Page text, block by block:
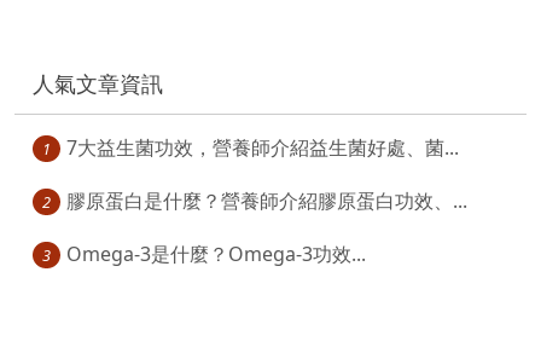
人氣文章資訊
1 7大益生菌功效，營養師介紹益生菌好處、菌...
2 膠原蛋白是什麼？營養師介紹膠原蛋白功效、...
3 Omega-3是什麼？Omega-3功效...